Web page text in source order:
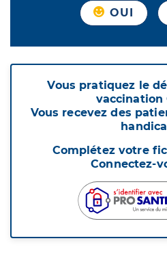
OUI
Vous pratiquez le
vaccination
Vous recevez des
Complétez votre
Connectez-